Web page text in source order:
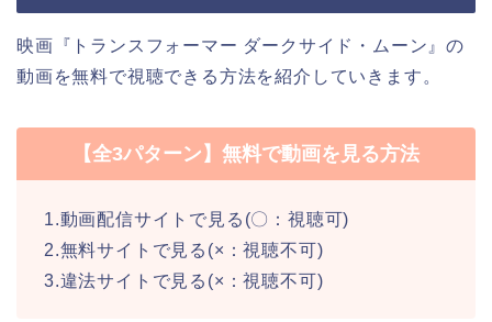
映画『トランスフォーマー ダークサイド・ムーン』の
動画を無料で視聴できる方法を紹介していきます。
【全3パターン】無料で動画を見る方法
1.動画配信サイトで見る(〇：視聴可)
2.無料サイトで見る(×：視聴不可)
3.違法サイトで見る(×：視聴不可)